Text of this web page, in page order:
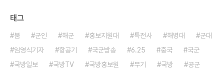
태그
붐 군인 해군 홍보지원대 특전사 해병대
군대
임영식기자
항공기 국군방송 6.25 중국
국군
국방일보
국방TV 국방홍보원 무기 국방
공군